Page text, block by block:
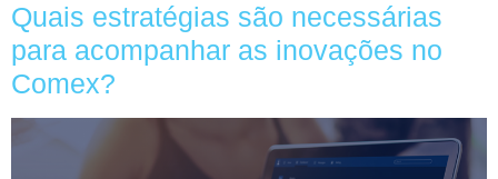
Quais estratégias são necessárias
para acompanhar as inovações no
Comex?